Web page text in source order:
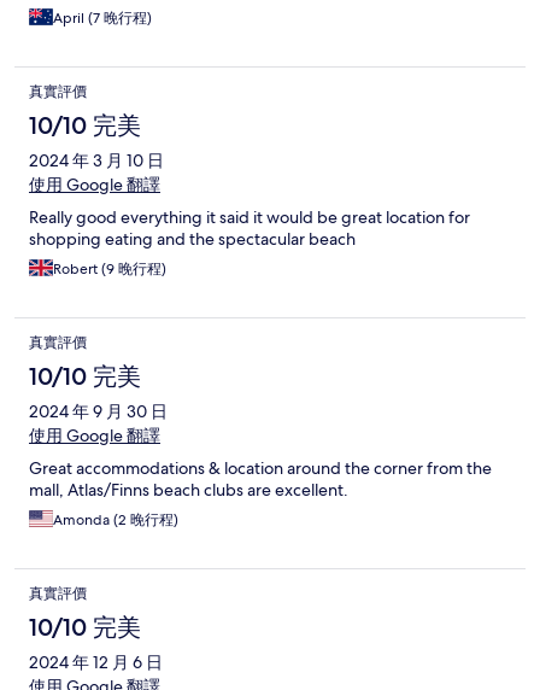
April (7 晚行程)
真實評價
10/10 完美
2024 年 3 月 10 日
使用 Google 翻譯
Really good everything it said it would be great location for
shopping eating and the spectacular beach
Robert (9 晚行程)
真實評價
10/10 完美
2024 年 9 月 30 日
使用 Google 翻譯
Great accommodations & location around the corner from the
mall, Atlas/Finns beach clubs are excellent.
Amonda (2 晚行程)
真實評價
10/10 完美
2024 年 12 月 6 日